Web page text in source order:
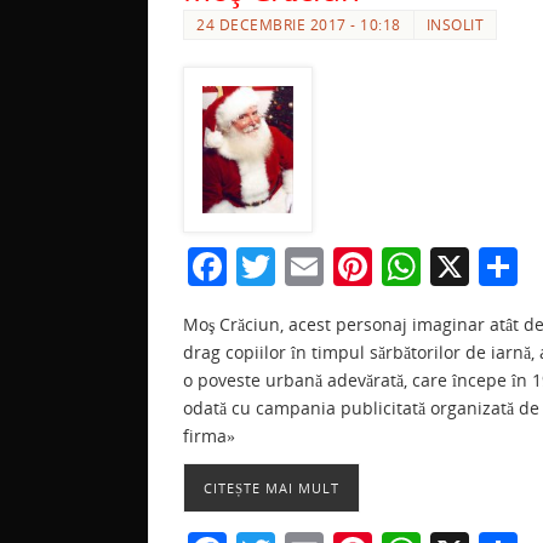
24 DECEMBRIE 2017 - 10:18 INSOLIT
F
a
c
e
b
o
o
T
itt
er
E
ai
l
Pi
nt
er
e
st
W
at
s
A
X
ar
a
Moş Crăciun, acest personaj imaginar atât de
drag copiilor în timpul sărbătorilor de iarnă,
o poveste urbană adevărată, care începe în
odată cu campania publicitată organizată de
firma»
CITEȘTE MAI MULT